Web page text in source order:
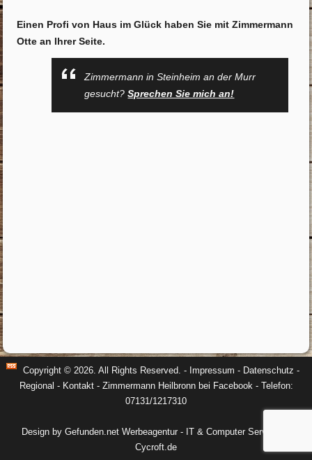
Einen Profi von Haus im Glück haben Sie mit Zimmermann
Otte an Ihrer Seite.
Zimmermann in Steinheim an der Murr
gesucht?Sprechen Sie mich an!
Copyright © 2026. All Rights Reserved. - Impressum - Datenschutz -
Regional - Kontakt- Zimmermann Heilbronn bei Facebook - Telefon:
07131/1217310
Design by Gefunden.net Werbeagentur- IT & Computer Service by
Cycroft.de